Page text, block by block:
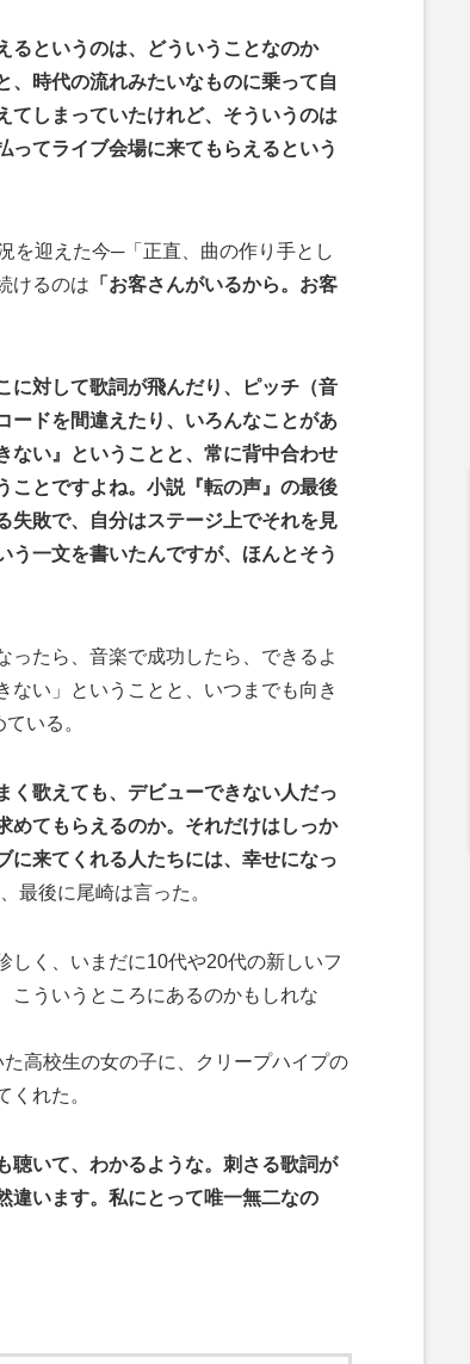
るというのは、どういうことなのか
、時代の流れみたいなものに乗って自
てしまっていたけれど、そういうのは
ってライブ会場に来てもらえるという
を迎えた今─「正直、曲の作り手とし
けるのは 「お客さんがいるから。お客
に対して歌詞が飛んだり、ピッチ（音
ードを間違えたり、いろんなことがあ
ない』ということと、常に背中合わせ
ことですよね。小説『転の声』の最後
失敗で、自分はステージ上でそれを見
う一文を書いたんですが、ほんとそう
たら、音楽で成功したら、できるよ
ない」ということと、いつまでも向き
いる。
く歌えても、デビューできない人だっ
めてもらえるのか。それだけはしっか
に来てくれる人たちには、幸せになっ
最後に尾崎は言った。
く、いまだに10代や20代の新しいフ
こういうところにあるのかもしれな
高校生の女の子に、クリープハイプの
くれた。
聴いて、わかるような。刺さる歌詞が
違います。私にとって唯一無二なの